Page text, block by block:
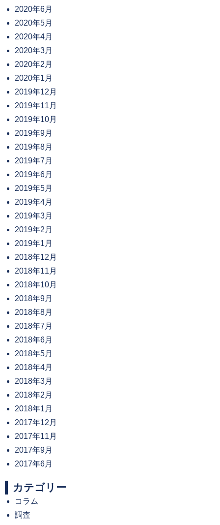
2020年6月
2020年5月
2020年4月
2020年3月
2020年2月
2020年1月
2019年12月
2019年11月
2019年10月
2019年9月
2019年8月
2019年7月
2019年6月
2019年5月
2019年4月
2019年3月
2019年2月
2019年1月
2018年12月
2018年11月
2018年10月
2018年9月
2018年8月
2018年7月
2018年6月
2018年5月
2018年4月
2018年3月
2018年2月
2018年1月
2017年12月
2017年11月
2017年9月
2017年6月
カテゴリー
コラム
調査